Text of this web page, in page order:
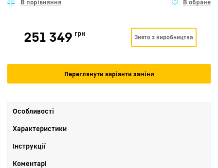
251 349 грн Знято з виробництва
Переглянути варіанти заміни
Особливості
Характеристики
Інструкції
Коментарі